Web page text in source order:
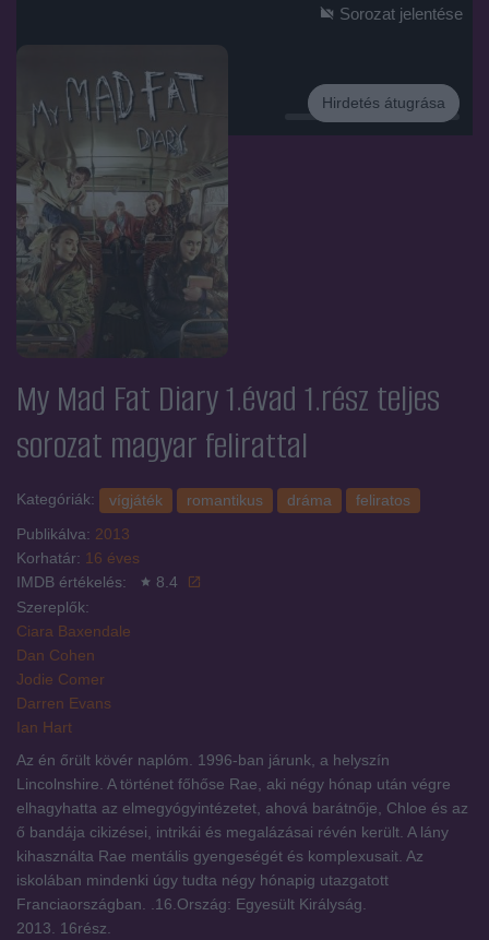
Hirdetés
Hirdetés átugrása
Sorozat jelentése
My Mad Fat Diary 1.évad 1.rész teljes
sorozat magyar felirattal
Kategóriák: vígjáték romantikus dráma
feliratos
Publikálva: 2013
Korhatár: 16 éves
IMDB értékelés:
8.4
Szereplők:
Ciara Baxendale
Dan Cohen
Jodie Comer
Darren Evans
Ian Hart
Az én őrült kövér naplóm. 1996-ban járunk, a helyszín
Lincolnshire. A történet főhőse Rae, aki négy hónap után végre
elhagyhatta az elmegyógyintézetet, ahová barátnője, Chloe és az
ő bandája cikizései, intrikái és megalázásai révén került. A lány
kihasználta Rae mentális gyengeségét és komplexusait. Az
iskolában mindenki úgy tudta négy hónapig utazgatott
Franciaországban. .16.Ország: Egyesült Királyság.
2013. 16rész.